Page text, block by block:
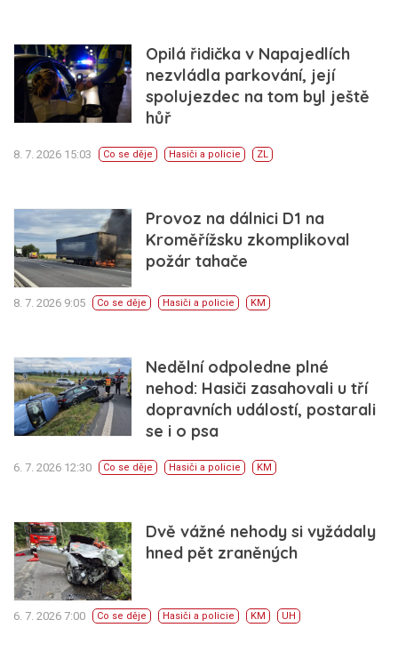
Opilá řidička v Napajedlích
nezvládla parkování, její
spolujezdec na tom byl ještě
hůř
8. 7. 2026 15:03 Co se děje Hasiči a policie ZL
Provoz na dálnici D1 na
Kroměřížsku zkomplikoval
požár tahače
8. 7. 2026 9:05 Co se děje Hasiči a policie KM
Nedělní odpoledne plné
nehod: Hasiči zasahovali u tří
dopravních událostí, postarali
se i o psa
6. 7. 2026 12:30 Co se děje Hasiči a policie KM
Dvě vážné nehody si vyžádaly
hned pět zraněných
6. 7. 2026 7:00 Co se děje Hasiči a policie KM UH